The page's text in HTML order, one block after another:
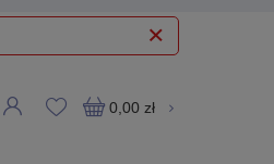
0,00 zł